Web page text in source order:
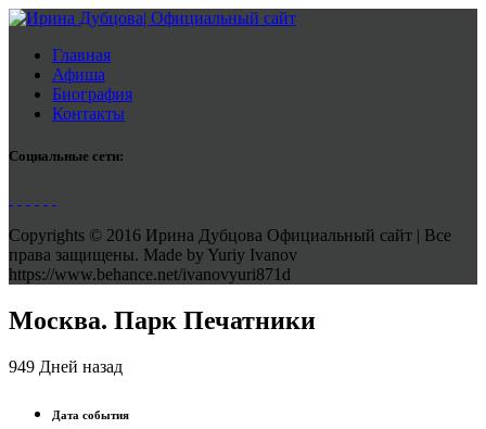
Главная
Афиша
Биография
Контакты
Социальные сети:
Copyrights © 2016 Ирина Дубцова Официальный сайт | Все
права защищены. Made by Yuriy Ivanov
https://www.behance.net/ivanovyuri871d
Москва. Парк Печатники
949 Дней назад
Дата события